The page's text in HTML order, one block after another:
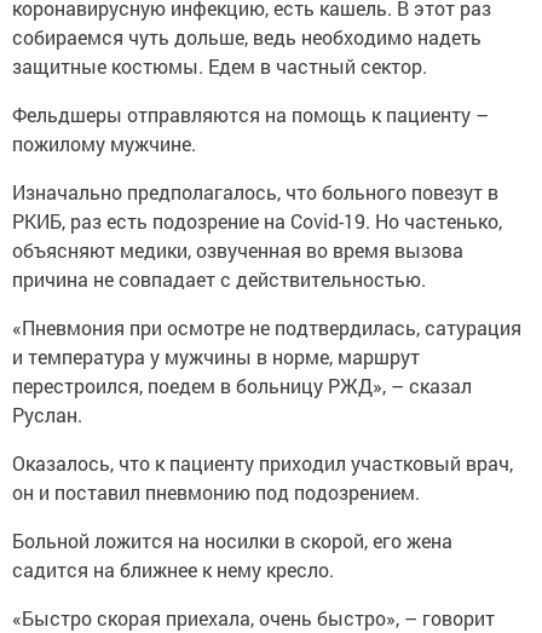
коронавирусную инфекцию, есть кашель. В этот раз
собираемся чуть дольше, ведь необходимо надеть
защитные костюмы. Едем в частный сектор.
Фельдшеры отправляются на помощь к пациенту –
пожилому мужчине.
Изначально предполагалось, что больного повезут в
РКИБ, раз есть подозрение на Covid-19. Но частенько,
объясняют медики, озвученная во время вызова
причина не совпадает с действительностью.
«Пневмония при осмотре не подтвердилась, сатурация
и температура у мужчины в норме, маршрут
перестроился, поедем в больницу РЖД», – сказал
Руслан.
Оказалось, что к пациенту приходил участковый врач,
он и поставил пневмонию под подозрением.
Больной ложится на носилки в скорой, его жена
садится на ближнее к нему кресло.
«Быстро скорая приехала, очень быстро», – говорит